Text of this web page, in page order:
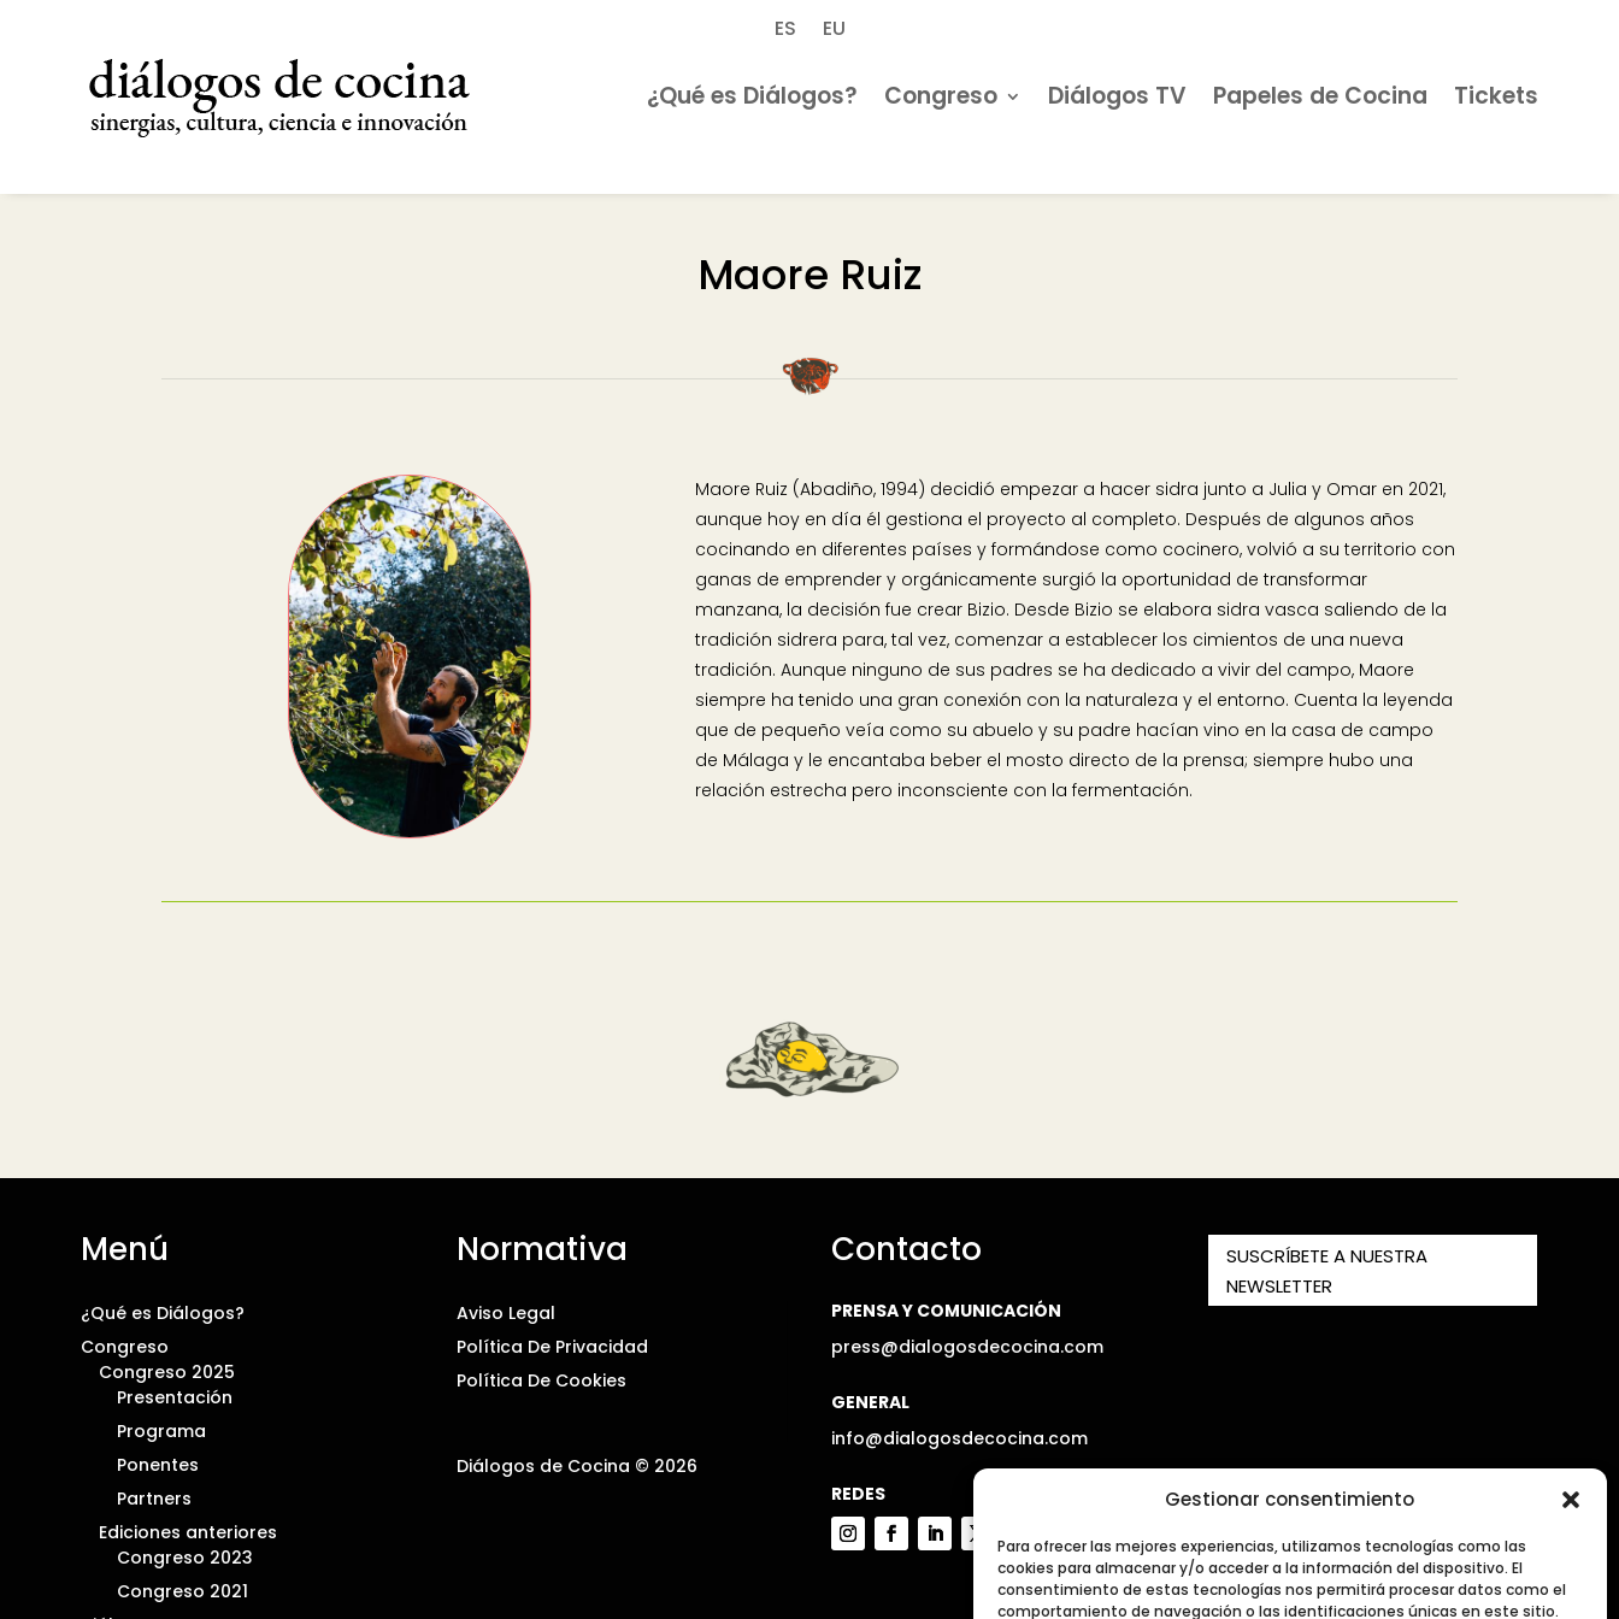
Gestionar consentimiento
Para ofrecer las mejores experiencias, utilizamos tecnologías como las
cookies para almacenar y/o acceder a la información del dispositivo. El
consentimiento de estas tecnologías nos permitirá procesar datos como el
comportamiento de navegación o las identificaciones únicas en este sitio.
ES EU
¿Qué es Diálogos? Congreso Diálogos TV Papeles de Cocina Tickets
Maore Ruiz
Maore Ruiz (Abadiño, 1994) decidió empezar a hacer sidra junto a Julia y Omar en 2021,
aunque hoy en día él gestiona el proyecto al completo. Después de algunos años
cocinando en diferentes países y formándose como cocinero, volvió a su territorio con
ganas de emprender y orgánicamente surgió la oportunidad de transformar
manzana, la decisión fue crear Bizio. Desde Bizio se elabora sidra vasca saliendo de la
tradición sidrera para, tal vez, comenzar a establecer los cimientos de una nueva
tradición. Aunque ninguno de sus padres se ha dedicado a vivir del campo, Maore
siempre ha tenido una gran conexión con la naturaleza y el entorno. Cuenta la leyenda
que de pequeño veía como su abuelo y su padre hacían vino en la casa de campo
de Málaga y le encantaba beber el mosto directo de la prensa; siempre hubo una
relación estrecha pero inconsciente con la fermentación.
Menú
¿Qué es Diálogos?
Congreso
Congreso 2025
Presentación
Programa
Ponentes
Partners
Ediciones anteriores
Congreso 2023
Congreso 2021
Normativa
Aviso Legal
Política De Privacidad
Política De Cookies
Diálogos de Cocina © 2026
Contacto
PRENSA Y COMUNICACIÓN
press@dialogosdecocina.com
GENERAL
info@dialogosdecocina.com
REDES
SUSCRÍBETE A NUESTRA
NEWSLETTER